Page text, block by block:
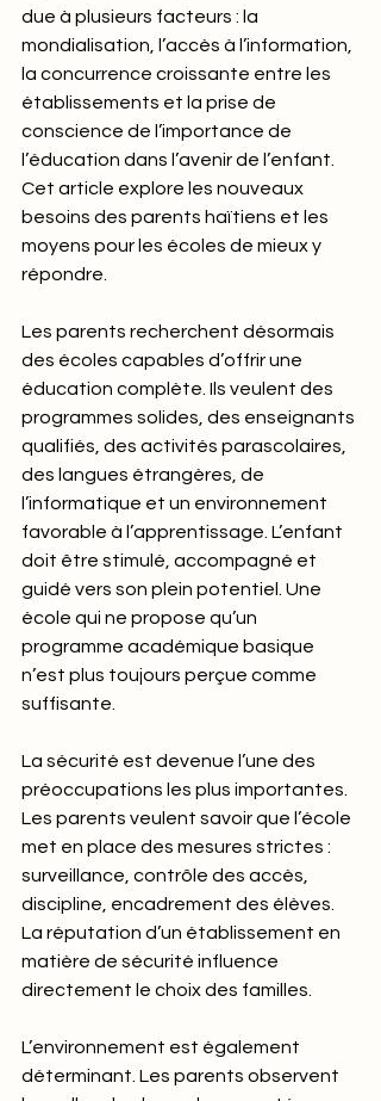
due à plusieurs facteurs : la
mondialisation, l’accès à l’information,
la concurrence croissante entre les
établissements et la prise de
conscience de l’importance de
l’éducation dans l’avenir de l’enfant.
Cet article explore les nouveaux
besoins des parents haïtiens et les
moyens pour les écoles de mieux y
répondre.
Les parents recherchent désormais
des écoles capables d’offrir une
éducation complète. Ils veulent des
programmes solides, des enseignants
qualifiés, des activités parascolaires,
des langues étrangères, de
l’informatique et un environnement
favorable à l’apprentissage. L’enfant
doit être stimulé, accompagné et
guidé vers son plein potentiel. Une
école qui ne propose qu’un
programme académique basique
n’est plus toujours perçue comme
suffisante.
La sécurité est devenue l’une des
préoccupations les plus importantes.
Les parents veulent savoir que l’école
met en place des mesures strictes :
surveillance, contrôle des accès,
discipline, encadrement des élèves.
La réputation d’un établissement en
matière de sécurité influence
directement le choix des familles.
L’environnement est également
déterminant. Les parents observent